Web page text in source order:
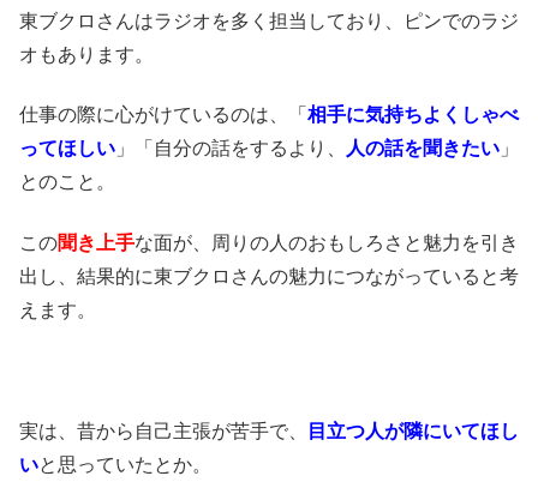
東ブクロさんはラジオを多く担当しており、ピンでのラジ
オもあります。
仕事の際に心がけているのは、「 相手に気持ちよくしゃべ
ってほしい 」「自分の話をするより、 人の話を聞きたい 」
とのこと。
この聞き上手な面が、周りの人のおもしろさと魅力を引き
出し、結果的に東ブクロさんの魅力につながっていると考
えます。
実は、昔から自己主張が苦手で、
目立つ人が隣にいてほし
いと思っていたとか。